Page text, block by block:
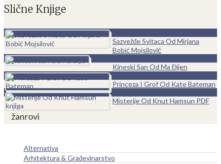
Slične Knjige
Sazvežđe Svitaca Od Mirjana
Bobić Mojsilović
Kineski San Od Ma Đijen
Princeza I Grof Od Kate Bateman
Misterije Od Knut Hamsun PDF
žanrovi
Alternativa
Arhitektura & Građevinarstvo